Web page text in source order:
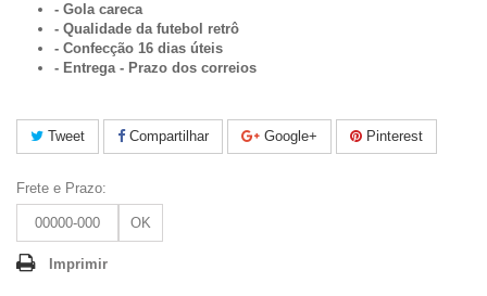
- Gola careca
- Qualidade da futebol retrô
- Confecção 16 dias úteis
- Entrega - Prazo dos correios
Tweet Compartilhar Google+ Pinterest
Frete e Prazo:
OK
Imprimir